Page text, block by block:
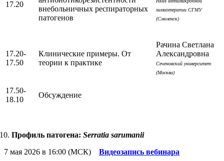
17.20
внебольничных респираторных
патогенов
химиотерапии СГМУ
(Смоленск)
17.20-
17.50
Клинические примеры. От
теории к практике
Рачина Светлана
Александровна
Сеченовский университет
(Москва)
17.50-
18.10
Обсуждение
Профиль патогена: Serratia sarumanii
7 мая 2026 в 16:00 (МСК) Видеозапись вебинара